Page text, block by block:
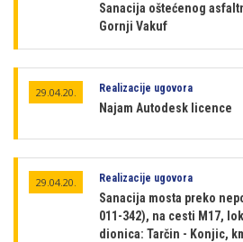
Sanacija oštećenog
Gornji Vakuf
29.04.20. Realizacije ugovora
Najam Autodesk licence
29.04.20. Realizacije ugovora
Sanacija mosta preko
011-342), na cesti M17,
dionica: Tarčin - Konjic,